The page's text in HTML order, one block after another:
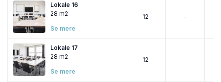
Lokale 16
28 m2
Se mere
12 -
Lokale 17
28 m2
Se mere
12 -